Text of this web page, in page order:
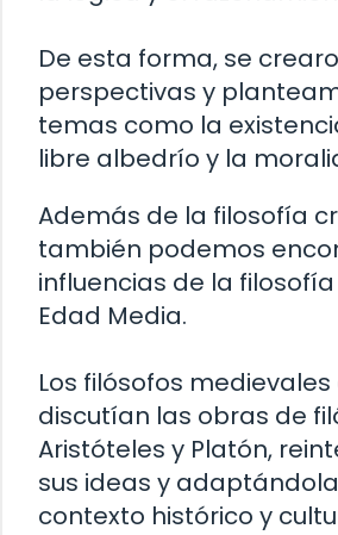
De esta forma, se
perspectivas y
temas como la
libre albedrío y la
Además de la filosofía
también podemos
influencias de la
Edad Media.
Los filósofos
discutían las obras de
Aristóteles y Platón,
sus ideas y
contexto histórico y